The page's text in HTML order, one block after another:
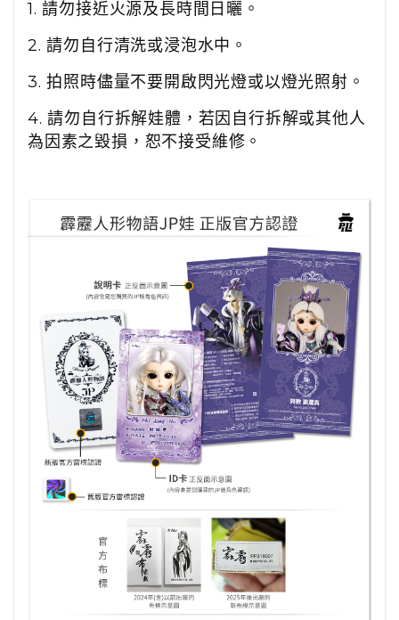
1.請勿接近火源及長時間日曬。
2.請勿自行清洗或浸泡水中。
3.拍照時儘量不要開啟閃光燈或以燈光照射。
4.請勿自行拆解娃體 ，若因自行拆解或其他人
為因素之毀損，恕不接受維修 。